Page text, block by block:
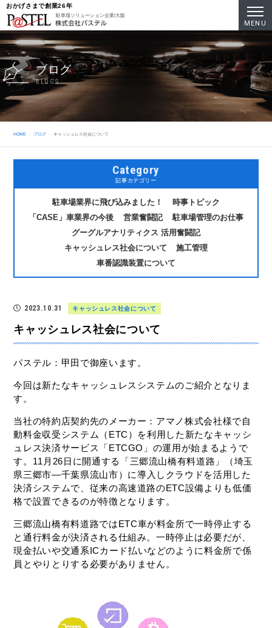
おかげさまで創業26年
駐車場ソリューション企業/大阪
ブログ
BLOGS
HOME ブログ キャッシュレス社会について
Category
記事カテゴリー
駐車場業界に飛び込みました！
時事トピック
「CASE」車業界の今後
営業奮闘記
駐車場管理のお仕事
グーグルアナリティクス 活用奮闘記
キャッシュレス社会について
施工管理
車番認識装置について
2023.10.31 キャッシュレス社会について
キャッシュレス社会について
パステル：甲田で御座います。
今回は新たなキャッシュレスシステムのご紹介となりま
す。
当社の特約店契約先のメーカー：アマノ株式会社様で自
動料金収受システム（ ETC ）を利用した新たなキャッシ
ュレス決済サービス「ETCGO 」の運用が始まるようで
す。 11 月 26日に開通する「三郷流山橋有料道路」（埼玉
県三郷市―千葉県流山市）に導入しクラウドを活用した
決済システムで、従来の高速道路のETC設備よりも低価
格で設置できるのが特徴となります。
三郷流山橋有料道路ではETC車が料金所で一時停止する
と通行料金が決済される仕組み。一時停止は必要だが、
現金払いや交通系IC カード払いなどのように料金所で係
員とやりとりする必要がありません。
MENU